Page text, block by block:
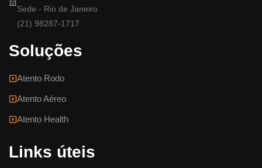
Sede - Rio de Janeiro
(21) 98287-1717
Soluções
Atento Rodo
Atento Aéreo
Atento Health
Links úteis